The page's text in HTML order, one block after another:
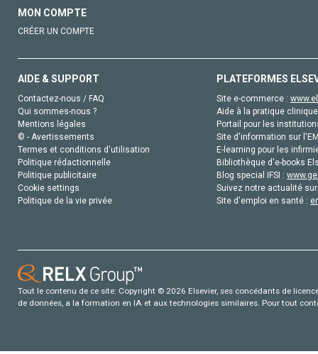
MON COMPTE
CRÉER UN COMPTE
AIDE & SUPPORT
Contactez-nous / FAQ
Qui sommes-nous ?
Mentions légales
© - Avertissements
Termes et conditions d'utilisation
Politique rédactionnelle
Politique publicitaire
Cookie settings
Politique de la vie privée
PLATEFORMES
Site e-commerce :
Aide à la pratique
Portail pour les
Site d'information sur
E-learning pour les
Bibliothèque d'e-books
Blog special IFSI :
Suivez notre actualité
Site d'emploi en santé :
Tout le contenu de ce site: Copyright © 2026 Elsevier, ses concédants de
de données, a la formation en IA et aux technologies similaires. Pour tout